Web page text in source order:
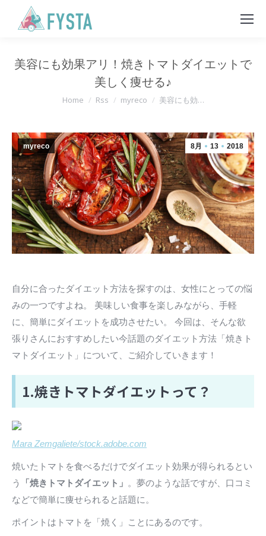
美容にも効果アリ！焼きトマトダイエットで
美しく痩せる♪
You are here:
Home Rss myreco 美容にも効…
8月 13 2018
myreco
自分に合ったダイエット方法を探すのは、女性にとっての悩
みの一つですよね。 美味しい食事を楽しみながら、手軽
に、簡単にダイエットを成功させたい。 今回は、そんな欲
張りさんにおすすめしたい今話題のダイエット方法「焼きト
マトダイエット」について、ご紹介していきます！
1.焼きトマトダイエットって？
Mara Zemgaliete/stock.adobe.com
焼いたトマトを食べるだけでダイエット効果が得られるとい
う
「焼きトマトダイエット」 。夢のような話ですが、口コミ
などで簡単に痩せられると話題に。
ポイントはトマトを「焼く」ことにあるのです。